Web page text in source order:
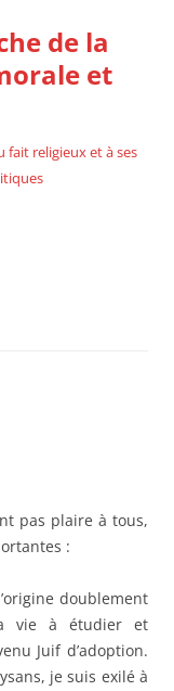
de la
et
fait religieux et à ses
pas plaire à tous,
:
doublement
vie à étudier et
Juif d’adoption.
je suis exilé à